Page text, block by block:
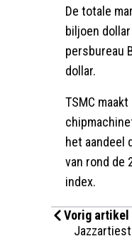
De totale
biljoen
persbureau
dollar.
TSMC
het aandeel
van rond de
index.
Vorig artikel